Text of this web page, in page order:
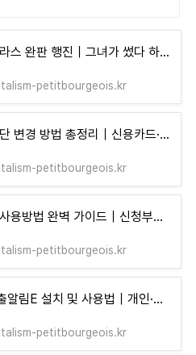
임세령 선글라스 완판 행진｜그녀가 썼다 하면 품절! 인기템 리스트 총정리 - 자본주의 소시민
petitbourgeois.kr
쿠팡 결제수단 변경 방법 총정리｜신용카드·카카오페이·계좌이체까지 한 번에 설정! - 자본주의 소시민
petitbourgeois.kr
상생페이백 사용방법 완벽 가이드｜신청부터 사용처까지 한 번에 정리! - 자본주의 소시민
petitbourgeois.kr
개인정보노출알림E 설치 및 사용법｜개인·가족 모두가 알아야 할 보안 수칙 - 자본주의 소시민
petitbourgeois.kr